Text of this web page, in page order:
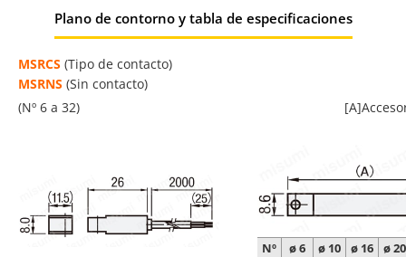
Plano de contorno y tabla de especificaciones
MSRCS (Tipo de contacto)
MSRNS (Sin contacto)
(Nº 6 a 32)
[A]Accesorio: 1 ud.
Nº ø 6 ø 10 ø 16
ø 20